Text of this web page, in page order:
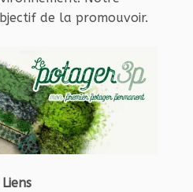
de la promouvoir.
Liens